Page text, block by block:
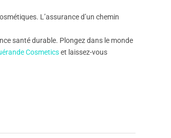
L’assurance d’un chemin
santé durable. Plongez dans le monde
Cosmeticset laissez-vous